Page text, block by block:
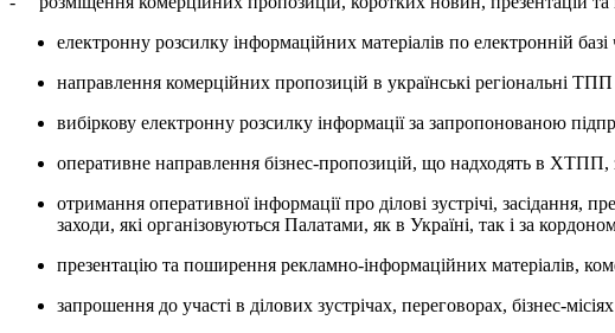
електронну розсилку інформаційних матеріалів по електронній
направлення комерційних пропозицій в українські регіональні
вибіркову електронну розсилку інформації за запропонованою
оперативне направлення бізнес-пропозицій, що надходять в ХТПП,
отримання оперативної інформації про ділові зустрічі, засідання,
заходи, які організовуються Палатами, як в Україні, так і за
презентацію та поширення рекламно-інформаційних матеріалів,
запрошення до участі в ділових зустрічах, переговорах, бізнес-